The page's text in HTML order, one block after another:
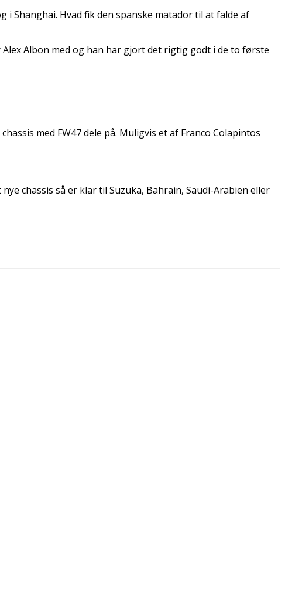
Shanghai. Hvad fik den spanske matador til at falde af
Albon med og han har gjort det rigtig godt i de to første
med FW47 dele på. Muligvis et af Franco Colapintos
chassis så er klar til Suzuka, Bahrain, Saudi-Arabien eller